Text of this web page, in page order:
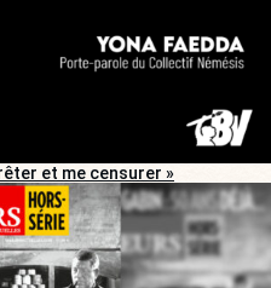
et me censurer »